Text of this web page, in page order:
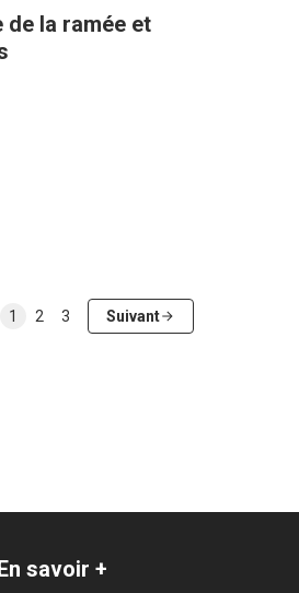
de la ramée et
1 2 3 Suivant
savoir +